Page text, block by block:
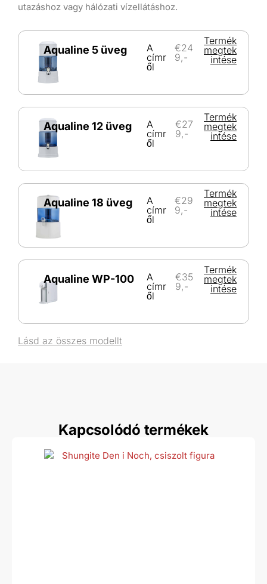
utazáshoz vagy hálózati vízellátáshoz.
Aqualine 5 üveg
A
címr
ől
€24
9,-
Termék
megtek
intése
Aqualine 12 üveg
A
címr
ől
€27
9,-
Termék
megtek
intése
Aqualine 18 üveg
A
címr
ől
€29
9,-
Termék
megtek
intése
Aqualine WP-100
A
címr
ől
€35
9,-
Termék
megtek
intése
Lásd az összes modellt
Kapcsolódó termékek